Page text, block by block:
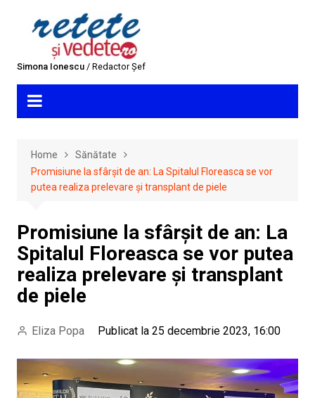
Simona Ionescu/ Redactor Șef
Home
Sănătate
Promisiune la sfârșit de an: La Spitalul Floreasca se vor
putea realiza prelevare și transplant de piele
Promisiune la sfârșit de an: La
Spitalul Floreasca se vor putea
realiza prelevare și transplant
de piele
Eliza Popa Publicat la 25 decembrie 2023, 16:00